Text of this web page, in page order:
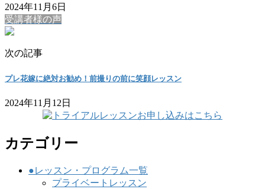
2024年11月6日
受講者様の声
次の記事
プレ花嫁に絶対お勧め！前撮りの前に笑顔レッスン
2024年11月12日
カテゴリー
●レッスン・プログラム一覧
プライベートレッスン